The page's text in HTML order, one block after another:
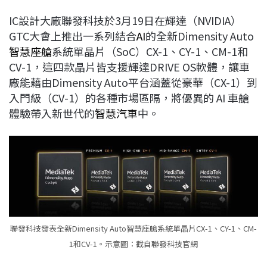
b
o
o
k
a
d
s
e
d
n
L
i
n
k
IC設計大廠聯發科技於3月19日在輝達（NVIDIA）
GTC大會上推出一系列結合AI的全新Dimensity Auto
智慧座艙系統單晶片（SoC）CX-1、CY-1、CM-1和
CV-1，這四款晶片皆支援輝達DRIVE OS軟體，讓車
廠能藉由Dimensity Auto平台涵蓋從豪華（CX-1）到
入門級（CV-1）的各種市場區隔，將優異的 AI 車艙
體驗帶入新世代的智慧汽車中。
聯發科技發表全新Dimensity Auto智慧座艙系統單晶片CX-1、CY-1、CM-
1和CV-1。示意圖：截自聯發科技官網